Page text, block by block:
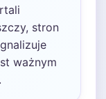
stron
ważnym